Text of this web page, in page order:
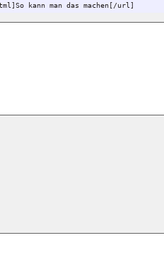
kann man das machen[/url]